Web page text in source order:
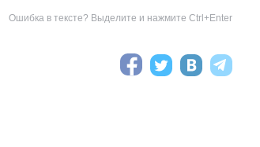
Ошибка в тексте? Выделите и нажмите Ctrl+Enter